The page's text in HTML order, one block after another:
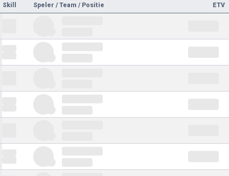
Skill
Speler / Team / Positie ETV